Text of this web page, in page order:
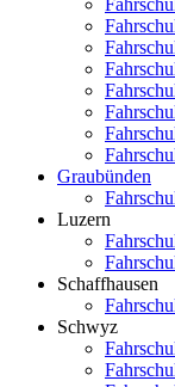
Graubünden
Luzern
Schaffhausen
Schwyz